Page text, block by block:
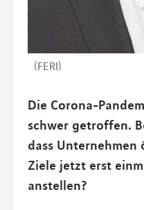
(FERI)
Die Corona-
schwer getroffen.
dass Unternehmen
Ziele jetzt erst
anstellen?